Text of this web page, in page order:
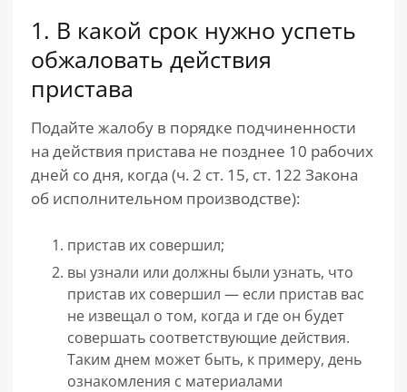
1. В какой срок нужно успеть
обжаловать действия
пристава
Подайте жалобу в порядке подчиненности
на действия пристава не позднее 10 рабочих
дней со дня, когда (ч. 2 ст. 15, ст. 122 Закона
об исполнительном производстве):
пристав их совершил;
вы узнали или должны были узнать, что
пристав их совершил — если пристав вас
не извещал о том, когда и где он будет
совершать соответствующие действия.
Таким днем может быть, к примеру, день
ознакомления с материалами